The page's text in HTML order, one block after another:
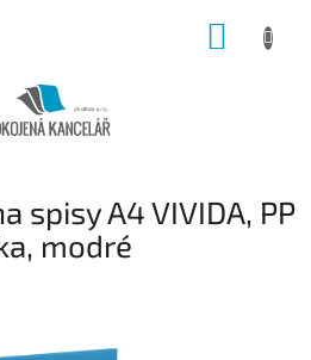
spisy A4 VIVIDA, PP
modré